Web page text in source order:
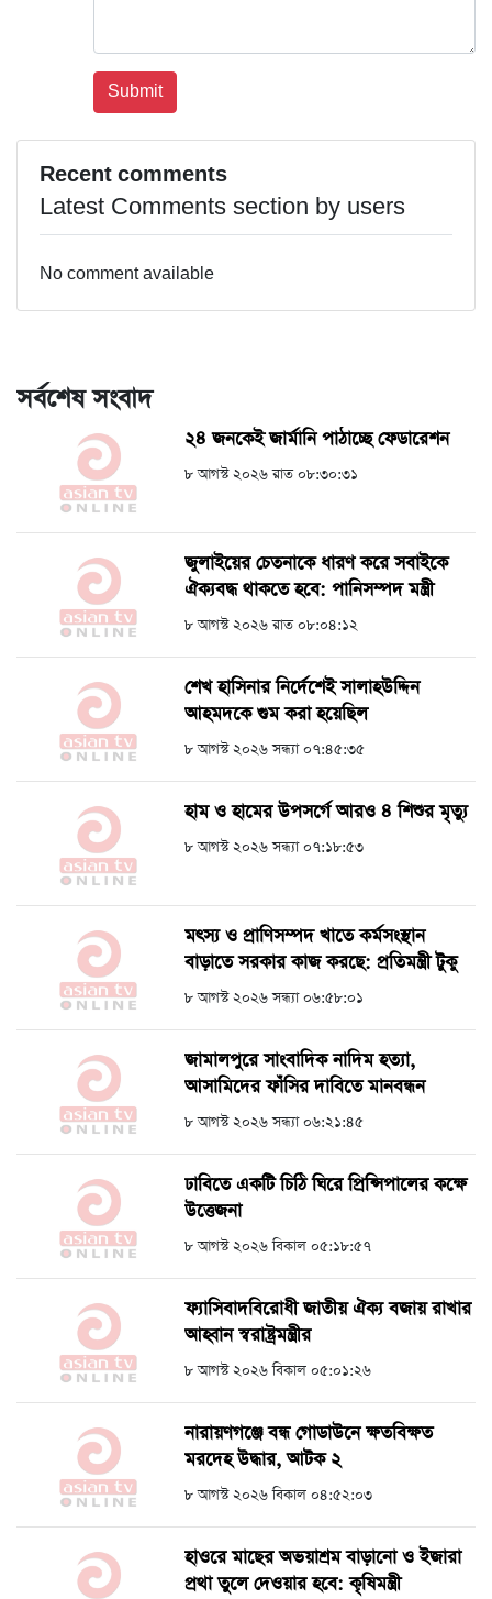
Recent comments
Latest Comments section by users
No comment available
সর্বশেষ সংবাদ
২৪ জনকেই জার্মানি পাঠাচ্ছে ফেডারেশন
৮ আগস্ট ২০২৬ রাত ০৮:৩০:৩১
জুলাইয়ের চেতনাকে ধারণ করে সবাইকে
ঐক্যবদ্ধ থাকতে হবে: পানিসম্পদ মন্ত্রী
৮ আগস্ট ২০২৬ রাত ০৮:০৪:১২
শেখ হাসিনার নির্দেশেই সালাহউদ্দিন
আহমদকে গুম করা হয়েছিল
৮ আগস্ট ২০২৬ সন্ধ্যা ০৭:৪৫:৩৫
হাম ও হামের উপসর্গে আরও ৪ শিশুর মৃত্যু
৮ আগস্ট ২০২৬ সন্ধ্যা ০৭:১৮:৫৩
মৎস্য ও প্রাণিসম্পদ খাতে কর্মসংস্থান
বাড়াতে সরকার কাজ করছে: প্রতিমন্ত্রী টুকু
৮ আগস্ট ২০২৬ সন্ধ্যা ০৬:৫৮:০১
জামালপুরে সাংবাদিক নাদিম হত্যা,
আসামিদের ফাঁসির দাবিতে মানবন্ধন
৮ আগস্ট ২০২৬ সন্ধ্যা ০৬:২১:৪৫
ঢাবিতে একটি চিঠি ঘিরে প্রিন্সিপালের কক্ষে
উত্তেজনা
৮ আগস্ট ২০২৬ বিকাল ০৫:১৮:৫৭
ফ্যাসিবাদবিরোধী জাতীয় ঐক্য বজায় রাখার
আহ্বান স্বরাষ্ট্রমন্ত্রীর
৮ আগস্ট ২০২৬ বিকাল ০৫:০১:২৬
নারায়ণগঞ্জে বন্ধ গোডাউনে ক্ষতবিক্ষত
মরদেহ উদ্ধার, আটক ২
৮ আগস্ট ২০২৬ বিকাল ০৪:৫২:০৩
হাওরে মাছের অভয়াশ্রম বাড়ানো ও ইজারা
প্রথা তুলে দেওয়ার হবে: কৃষিমন্ত্রী